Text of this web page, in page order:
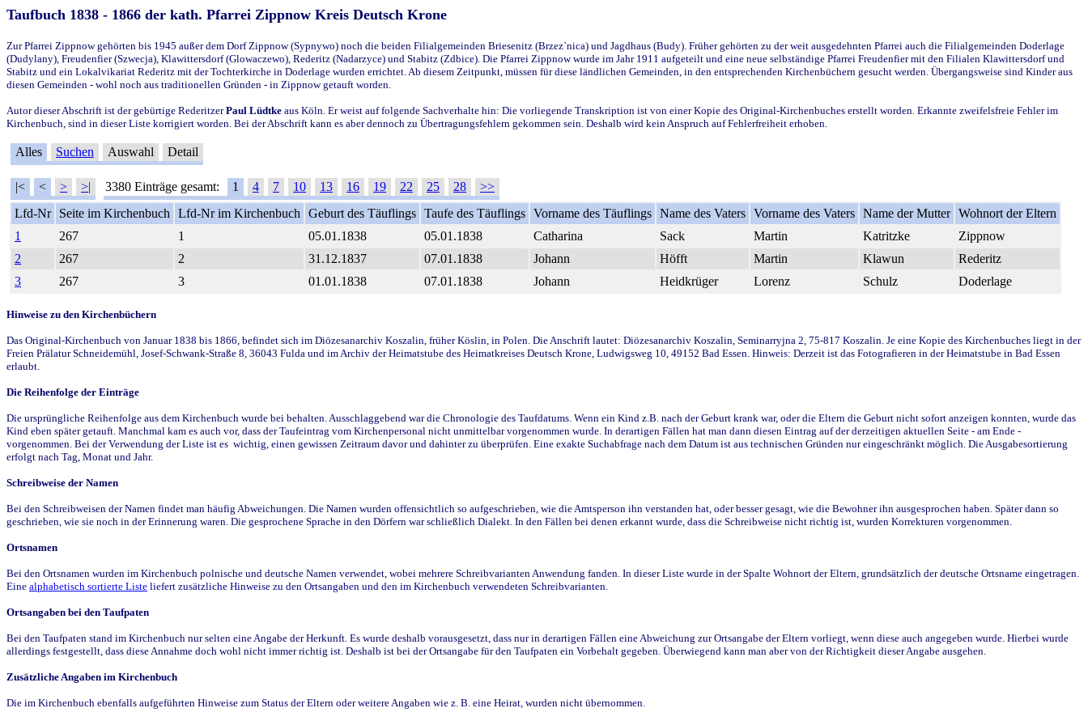
Taufbuch 1838 - 1866 der kath. Pfarrei Zippnow Kreis Deutsch Krone
Zur Pfarrei Zippnow gehörten bis 1945 außer dem Dorf Zippnow (Sypnywo) noch die beiden Filialgemeinden Briesenitz (Brzez`nica) und Jagdhaus (Budy). Früher gehörten zu der weit ausgedehnten Pfarrei auch die Filialgemeinden Doderlage
(Dudylany), Freudenfier (Szwecja), Klawittersdorf (Glowaczewo), Rederitz (Nadarzyce) und Stabitz (Zdbice). Die Pfarrei Zippnow wurde im Jahr 1911 aufgeteilt und eine neue selbständige Pfarrei Freudenfier mit den Filialen Klawittersdorf und
Stabitz und ein Lokalvikariat Rederitz mit der Tochterkirche in Doderlage wurden errichtet. Ab diesem Zeitpunkt, müssen für diese ländlichen Gemeinden, in den entsprechenden Kirchenbüchern gesucht werden. Übergangsweise sind Kinder aus
diesen Gemeinden - wohl noch aus traditionellen Gründen - in Zippnow getauft worden.
Autor dieser Abschrift ist der gebürtige RederitzerPaul Lüdtke aus Köln. Er weist auf folgende Sachverhalte hin: Die vorliegende Transkription ist von einer Kopie des Original-Kirchenbuches erstellt worden. Erkannte zweifelsfreie Fehler im
Kirchenbuch, sind in dieser Liste korrigiert worden. Bei der Abschrift kann es aber dennoch zu Übertragungsfehlern gekommen sein. Deshalb wird kein Anspruch auf Fehlerfreiheit erhoben.
Alles Suchen Auswahl Detail
|< < > >| 3380 Einträge gesamt: 1 4 7 10 13 16 19 22 25 28
>>
Lfd-Nr
Seite im Kirchenbuch Lfd-Nr im Kirchenbuch Geburt des Täuflings Taufe des Täuflings Vorname des Täuflings Name des Vaters Vorname des Vaters Name der Mutter Wohnort der Eltern
1
267 1 05.01.1838 05.01.1838 Catharina Sack Martin Katritzke
Zippnow
2
267 2 31.12.1837 07.01.1838 Johann Höfft Martin Klawun
Rederitz
3
267 3 01.01.1838 07.01.1838 Johann Heidkrüger Lorenz Schulz Doderlage
Hinweise zu den Kirchenbüchern
Das Original-Kirchenbuch von Januar 1838 bis 1866, befindet sich im Diözesanarchiv Koszalin, früher Köslin, in Polen. Die Anschrift lautet: Diözesanarchiv Koszalin, Seminarryjna 2, 75-817 Koszalin. Je eine Kopie des Kirchenbuches liegt in der
Freien Prälatur Schneidemühl, Josef-Schwank-Straße 8, 36043 Fulda und im Archiv der Heimatstube des Heimatkreises Deutsch Krone, Ludwigsweg 10, 49152 Bad Essen. Hinweis: Derzeit ist das Fotografieren in der Heimatstube in Bad Essen
erlaubt.
Die Reihenfolge der Einträge
Die ursprüngliche Reihenfolge aus dem Kirchenbuch wurde bei behalten. Ausschlaggebend war die Chronologie des Taufdatums. Wenn ein Kind z.B. nach der Geburt krank war, oder die Eltern die Geburt nicht sofort anzeigen konnten, wurde das
Kind eben später getauft. Manchmal kam es auch vor, dass der Taufeintrag vom Kirchenpersonal nicht unmittelbar vorgenommen wurde. In derartigen Fällen hat man dann diesen Eintrag auf der derzeitigen aktuellen Seite - am Ende -
vorgenommen. Bei der Verwendung der Liste ist es wichtig, einen gewissen Zeitraum davor und dahinter zu überprüfen. Eine exakte Suchabfrage nach dem Datum ist aus technischen Gründen nur eingeschränkt möglich. Die Ausgabesortierung
erfolgt nach Tag, Monat und Jahr.
Schreibweise der Namen
Bei den Schreibweisen der Namen findet man häufig Abweichungen. Die Namen wurden offensichtlich so aufgeschrieben, wie die Amtsperson ihn verstanden hat, oder besser gesagt, wie die Bewohner ihn ausgesprochen haben. Später dann so
geschrieben, wie sie noch in der Erinnerung waren. Die gesprochene Sprache in den Dörfern war schließlich Dialekt. In den Fällen bei denen erkannt wurde, dass die Schreibweise nicht richtig ist, wurden Korrekturen vorgenommen.
Ortsnamen
Bei den Ortsnamen wurden im Kirchenbuch polnische und deutsche Namen verwendet, wobei mehrere Schreibvarianten Anwendung fanden. In dieser Liste wurde in der Spalte Wohnort der Eltern, grundsätzlich der deutsche Ortsname eingetragen.
Eine alphabetisch sortierte Liste liefert zusätzliche Hinweise zu den Ortsangaben und den im Kirchenbuch verwendeten Schreibvarianten.
Ortsangaben bei den Taufpaten
Bei den Taufpaten stand im Kirchenbuch nur selten eine Angabe der Herkunft. Es wurde deshalb vorausgesetzt, dass nur in derartigen Fällen eine Abweichung zur Ortsangabe der Eltern vorliegt, wenn diese auch angegeben wurde. Hierbei wurde
allerdings festgestellt, dass diese Annahme doch wohl nicht immer richtig ist. Deshalb ist bei der Ortsangabe für den Taufpaten ein Vorbehalt gegeben. Überwiegend kann man aber von der Richtigkeit dieser Angabe ausgehen.
Zusätzliche Angaben im Kirchenbuch
Die im Kirchenbuch ebenfalls aufgeführten Hinweise zum Status der Eltern oder weitere Angaben wie z. B. eine Heirat, wurden nicht übernommen.